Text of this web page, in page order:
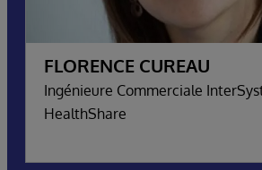
FLORENCE CUREAU
Ingénieure Commerciale InterSystems
HealthShare